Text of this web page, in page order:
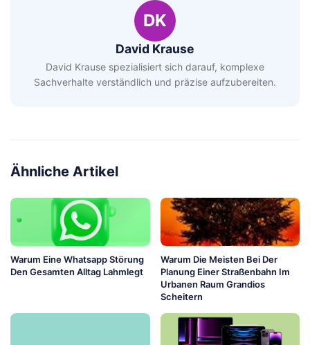
DK
David Krause
David Krause spezialisiert sich darauf, komplexe
Sachverhalte verständlich und präzise aufzubereiten.
Ähnliche Artikel
Warum Eine Whatsapp Störung
Den Gesamten Alltag Lahmlegt
Warum Die Meisten Bei Der
Planung Einer Straßenbahn Im
Urbanen Raum Grandios
Scheitern